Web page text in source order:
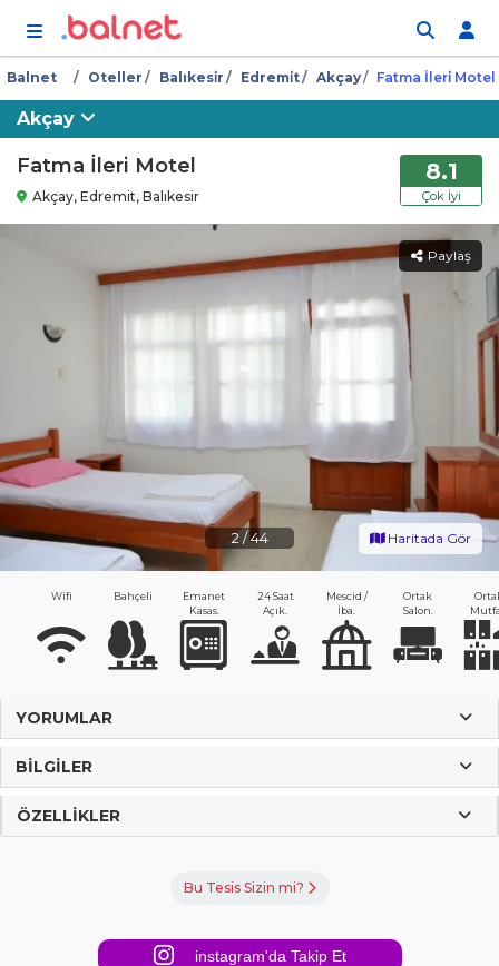
Balnet Oteller Balıkesi̇r Edremi̇t Akçay Fatma İleri̇ Motel
Akçay
Fatma İleri Motel
Akçay, Edremit, Balıkesir
8.1
Çok İyi
2 /44
Paylaş
Haritada Gör
Wifi Bahçeli
Emanet
Kasas.
24 Saat
Açık.
Mescid /
İba.
Ortak
Salon.
YORUMLAR
BILGILER
ÖZELLIKLER
Bu Tesis Sizin mi?
instagram'da Takip Et